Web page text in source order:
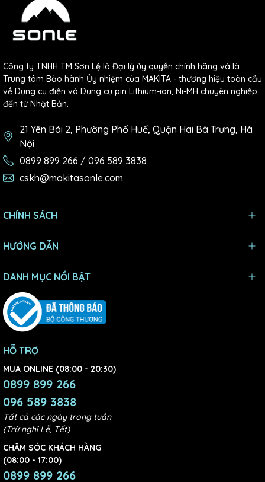
Công ty TNHH TM Sơn Lệ là Đại lý ủy quyền chính hãng và là
Trung tâm Bảo hành Ủy nhiệm của MAKITA - thương hiệu toàn cầu
về Dụng cụ điện và Dụng cụ pin Lithium-ion, Ni-MH chuyên nghiệp
đến từ Nhật Bản.
21 Yên Bái 2, Phường Phố Huế, Quận Hai Bà Trưng, Hà
Nội
0899 899 266 / 096 589 3838
cskh@makitasonle.com
CHÍNH SÁCH
HƯỚNG DẪN
DANH MỤC NỔI BẬT
HỖ TRỢ
MUA ONLINE (08:00 - 20:30)
0899 899 266
096 589 3838
Tất cả các ngày trong tuần
(Trừ nghỉ Lễ, Tết)
CHĂM SÓC KHÁCH HÀNG
(08:00 - 17:00)
0899 899 266